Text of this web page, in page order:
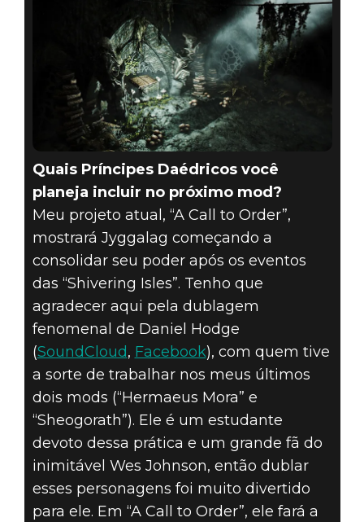
Quais Príncipes Daédricos você
planeja incluir no próximo mod?
Meu projeto atual, “A Call to Order”,
mostrará Jyggalag começando a
consolidar seu poder após os eventos
das “Shivering Isles”. Tenho que
agradecer aqui pela dublagem
fenomenal de Daniel Hodge
(SoundCloud, Facebook), com quem tive
a sorte de trabalhar nos meus últimos
dois mods (“Hermaeus Mora” e
“Sheogorath”). Ele é um estudante
devoto dessa prática e um grande fã do
inimitável Wes Johnson, então dublar
esses personagens foi muito divertido
para ele. Em “A Call to Order”, ele fará a